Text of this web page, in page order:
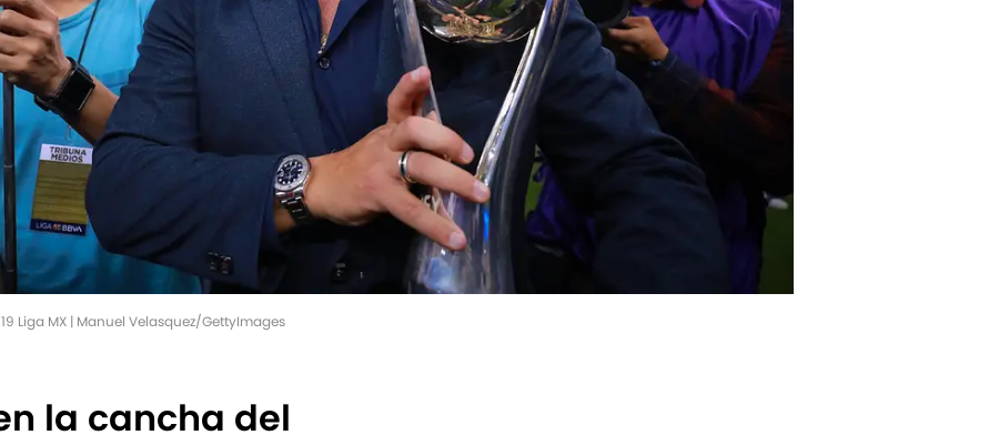
Liga MX | Manuel Velasquez/GettyImages
la cancha del